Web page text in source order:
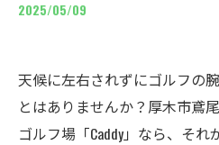
2025/05/09
天候に左右されずにゴルフの
とはありませんか？厚木市鳶
ゴルフ場「Caddy」なら、それ